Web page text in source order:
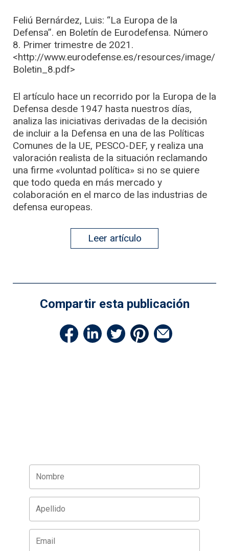
Feliú Bernárdez, Luis: “La Europa de la
Defensa”. en Boletín de Eurodefensa. Número
8. Primer trimestre de 2021.
<http://www.eurodefense.es/resources/image/
Boletin_8.pdf>
El artículo hace un recorrido por la Europa de la
Defensa desde 1947 hasta nuestros días,
analiza las iniciativas derivadas de la decisión
de incluir a la Defensa en una de las Políticas
Comunes de la UE, PESCO-DEF, y realiza una
valoración realista de la situación reclamando
una firme «voluntad política» si no se quiere
que todo queda en más mercado y
colaboración en el marco de las industrias de
defensa europeas.
Leer artículo
Compartir esta publicación